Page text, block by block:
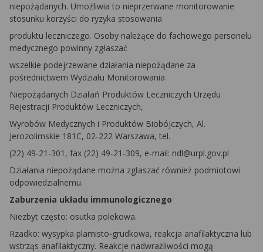
niepożądanych. Umożliwia to nieprzerwane monitorowanie
stosunku korzyści do ryzyka stosowania
produktu leczniczego. Osoby należące do fachowego personelu
medycznego powinny zgłaszać
wszelkie podejrzewane działania niepożądane za
pośrednictwem Wydziału Monitorowania
Niepożądanych Działań Produktów Leczniczych Urzędu
Rejestracji Produktów Leczniczych,
Wyrobów Medycznych i Produktów Biobójczych, Al.
Jerozolimskie 181C, 02-222 Warszawa, tel.
(22) 49-21-301, fax (22) 49-21-309, e-mail: ndl@urpl.gov.pl
Działania niepożądane można zgłaszać również podmiotowi
odpowiedzialnemu.
Zaburzenia układu immunologicznego
Niezbyt często: osutka polekowa.
Rzadko: wysypka plamisto-grudkowa, reakcja anafilaktyczna lub
wstrząs anafilaktyczny. Reakcje nadwrażliwości mogą